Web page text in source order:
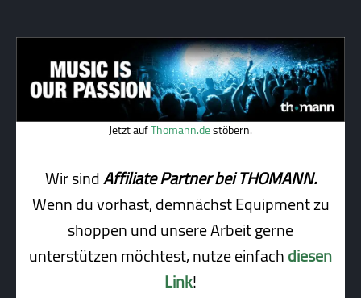
Jetzt aufThomann.destöbern.
Wir sindAffiliate Partner bei THOMANN.
Wenn du vorhast, demnächst Equipment zu
shoppen und unsere Arbeit gerne
unterstützen möchtest, nutze einfachdiesen
Link!